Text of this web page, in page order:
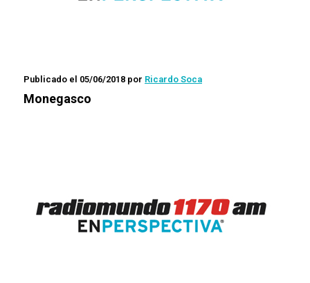
Publicado el 05/06/2018 por Ricardo Soca
Monegasco